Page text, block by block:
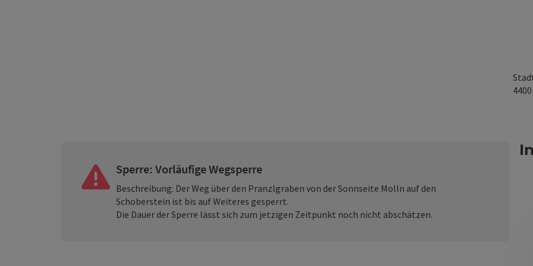
4400
Sperre: Vorläufige Wegsperre
Beschreibung: Der Weg über den Pranzlgraben von der Sonnseite Molln auf den
Schoberstein ist bis auf Weiteres gesperrt.
Die Dauer der Sperre lässt sich zum jetzigen Zeitpunkt noch nicht abschätzen.